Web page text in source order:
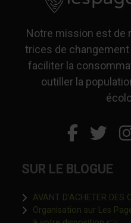
Notre mission est de
trices de
faciliter la
outiller la
Ce
SUR LE BLOGUE
AVANT D’ACHETER DES
Organisation sur Les